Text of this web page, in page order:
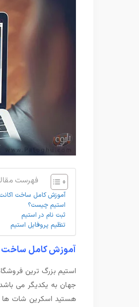
فهرست
آموزش کامل ساخت
استیم چیست؟
ثبت نام در استیم
تنظیم پروفایل استیم
آموزش کامل ساخت
استیم بزرگ ترین
جهان به یکدیگر می
هستید اسکرین شات ها و